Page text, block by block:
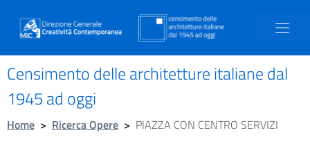
Censimento delle architetture italiane dal
1945 ad oggi
Home > Ricerca Opere > PIAZZA CON CENTRO SERVIZI